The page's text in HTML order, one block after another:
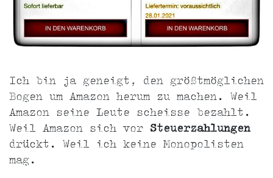
Ich bin ja geneigt, den größtmöglichen
Bogen um Amazon herum zu machen. Weil
Amazon seine Leute scheisse bezahlt.
Weil Amazon sich vor Steuerzahlungen
drückt. Weil ich keine Monopolisten
mag.